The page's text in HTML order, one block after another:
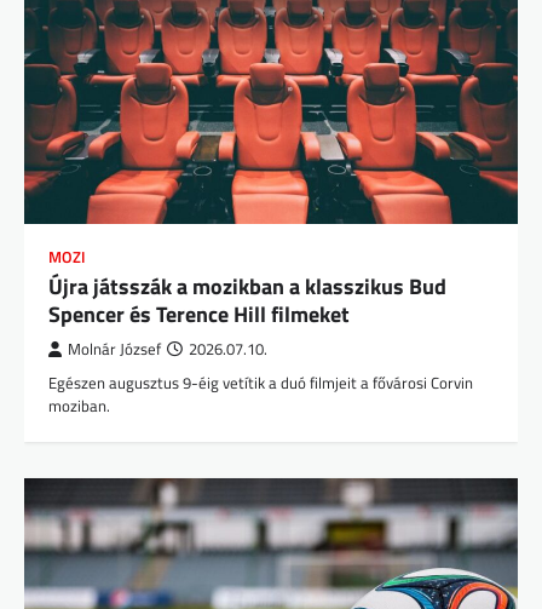
MOZI
Újra játsszák a mozikban a klasszikus Bud
Spencer és Terence Hill filmeket
Molnár József 2026.07.10.
Egészen augusztus 9-éig vetítik a duó filmjeit a fővárosi Corvin
moziban.